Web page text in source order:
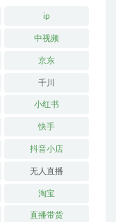
ip
中视频
京东
千川
小红书
快手
抖音小店
无人直播
淘宝
直播带货